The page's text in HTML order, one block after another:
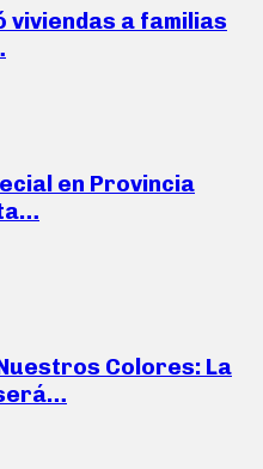
a familias
en Provincia
Colores: La